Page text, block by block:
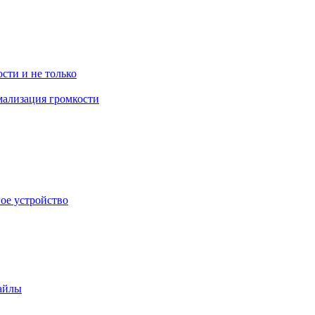
и не только
громкости
устройство